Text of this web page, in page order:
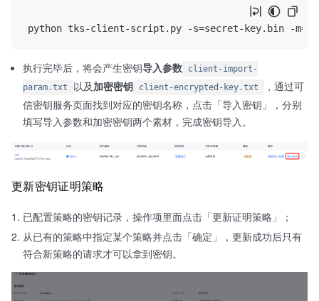
执行完毕后，将会产生密钥导入参数
client-import-
param.txt
以及加密密钥 client-encrypted-key.txt
，通过可
信密钥服务页面找到对应的密钥名称，点击「导入密钥」，分别
填写导入参数和加密密钥两个素材，完成密钥导入。
更新密钥证明策略
已配置策略的密钥记录，操作项里面点击「更新证明策略」；
从已有的策略中指定某个策略并点击「确定」，更新成功后只有
符合新策略的请求才可以拿到密钥。